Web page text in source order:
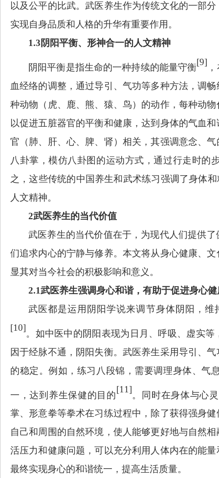
以及公平的比武。武医养生作为传统文化的一部
实现自身品质和人格的升华有重要作用。
1.3阴阳平衡、形神合一的人文精神
阴阳平衡是指生命的一种持续的能量守衡
[9]
血经络的调整，通过导引、气功等多种方法，调
种动物（虎、鹿、熊、猿、鸟）的动作，每种动
以促进五脏器官的平衡和健康，达到身体的气血
官（肺、肝、心、脾、肾）相关，其强调意念、
八卦掌，模仿八卦图的运动方式，通过行走时的
之，这些传统的中国养生和武术练习强调了身体
人文精神。
2武医养生的当代价值
武医养生的当代价值在于，为现代人们提供
们追求内心的宁静与修养。本文将从身心健康、
显其对当今社会的积极影响和意义。
2.1武医养生强调身心和谐，有助于促进身心健
武医都是运用阴阳学说来调节身体阴阳，
[10]
。如中医中的阴阳表现为日月、呼吸、虚实
因于经脉不通，阴阳失衡。武医养生采用导引、
的稳定。例如，练习八段锦，需要调理身体、气
一，达到养生保健的目的
[11]
。同时在身体与心
掌、形意拳等拳术在习练过程中，除了获得强身
自己和周围的自然环境，使人能够更好地与自然
活压力和健康问题，可以充分利用人体内在的能
最终实现身心的和谐统一，提高生活质量。